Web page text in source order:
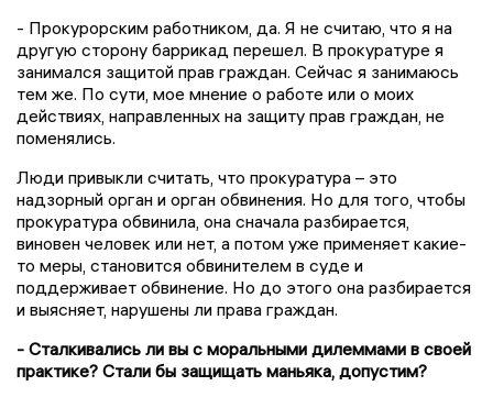
- Прокурорским работником, да. Я не считаю, что я на
другую сторону баррикад перешел. В прокуратуре я
занимался защитой прав граждан. Сейчас я занимаюсь
тем же. По сути, мое мнение о работе или о моих
действиях, направленных на защиту прав граждан, не
поменялись.
Люди привыкли считать, что прокуратура – это
надзорный орган и орган обвинения. Но для того, чтобы
прокуратура обвинила, она сначала разбирается,
виновен человек или нет, а потом уже применяет какие-
то меры, становится обвинителем в суде и
поддерживает обвинение. Но до этого она разбирается
и выясняет, нарушены ли права граждан.
- Сталкивались ли вы с моральными дилеммами в своей
практике? Стали бы защищать маньяка, допустим?